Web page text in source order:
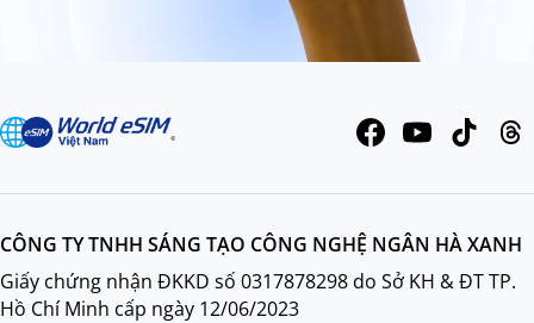
CÔNG TY TNHH SÁNG TẠO CÔNG NGHỆ NGÂN HÀ XANH
Giấy chứng nhận ĐKKD số 0317878298 do Sở KH & ĐT TP.
Hồ Chí Minh cấp ngày 12/06/2023